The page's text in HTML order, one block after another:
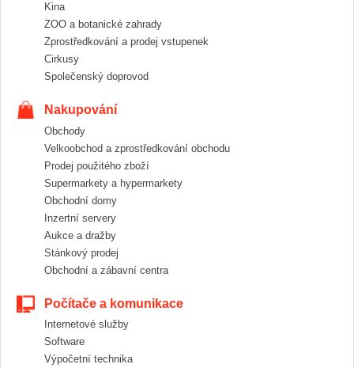
Kina
ZOO a botanické zahrady
Zprostředkování a prodej vstupenek
Cirkusy
Společenský doprovod
Nakupování
Obchody
Velkoobchod a zprostředkování obchodu
Prodej použitého zboží
Supermarkety a hypermarkety
Obchodní domy
Inzertní servery
Aukce a dražby
Stánkový prodej
Obchodní a zábavní centra
Počítače a komunikace
Internetové služby
Software
Výpočetní technika